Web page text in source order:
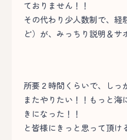
ておりません！！
その代わり少人数制で、経
ど）が、みっちり説明＆サ
所要２時間くらいで、しっ
またやりたい！！もっと
きになった！！
と皆様にきっと思って頂け